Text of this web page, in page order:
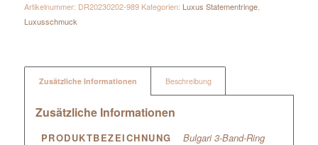
Artikelnummer: DR20230202-989 Kategorien: Luxus Statementringe,
Luxusschmuck
Zusätzliche Informationen Beschreibung
Zusätzliche Informationen
PRODUKTBEZEICHNUNG
Bulgari 3-Band-Ring